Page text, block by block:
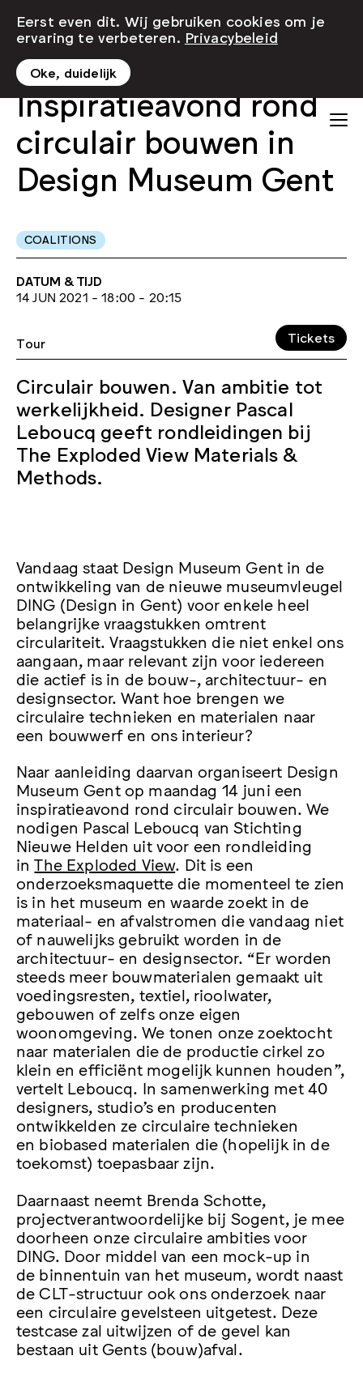
Inspiratieavond rond
circulair bouwen in
Design Museum Gent
COALITIONS
DATUM & TIJD
14 JUN 2021 - 18:00 - 20:15
Tour Tickets
Circulair bouwen. Van ambitie tot
werkelijkheid. Designer Pascal
Leboucq geeft rondleidingen bij
The Exploded View Materials &
Methods.
Vandaag staat Design Museum Gent in de
ontwikkeling van de nieuwe museumvleugel
DING (Design in Gent) voor enkele heel
belangrijke vraagstukken omtrent
circulariteit. Vraagstukken die niet enkel ons
aangaan, maar relevant zijn voor iedereen
die actief is in de bouw-, architectuur- en
designsector. Want hoe brengen we
circulaire technieken en materialen naar
een bouwwerf en ons interieur?
Naar aanleiding daarvan organiseert Design
Museum Gent op maandag 14 juni een
inspiratieavond rond circulair bouwen. We
nodigen Pascal Leboucq van Stichting
Nieuwe Helden uit voor een rondleiding
inThe Exploded View. Dit is een
onderzoeksmaquette die momenteel te zien
is in het museum en waarde zoekt in de
materiaal- en afvalstromen die vandaag niet
of nauwelijks gebruikt worden in de
architectuur- en designsector. “Er worden
steeds meer bouwmaterialen gemaakt uit
voedingsresten, textiel, rioolwater,
gebouwen of zelfs onze eigen
woonomgeving. We tonen onze zoektocht
naar materialen die de productie cirkel zo
klein en efficiënt mogelijk kunnen houden”,
vertelt Leboucq. In samenwerking met 40
designers, studio’s en producenten
ontwikkelden ze circulaire technieken
en biobased materialen die (hopelijk in de
toekomst) toepasbaar zijn.
Daarnaast neemt Brenda Schotte,
projectverantwoordelijke bij Sogent, je mee
doorheen onze circulaire ambities voor
DING. Door middel van een mock-up in
de binnentuin van het museum, wordt naast
de CLT-structuur ook ons onderzoek naar
een circulaire gevelsteen uitgetest. Deze
testcase zal uitwijzen of de gevel kan
bestaan uit Gents (bouw)afval.
Eerst even dit. Wij gebruiken cookies om je
ervaring te verbeteren. Privacybeleid
Oke, duidelijk